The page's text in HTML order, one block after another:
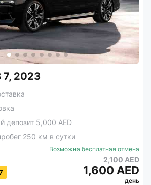
2023
депозит 5,000 AED
250 км в сутки
Возможна бесплатная отмена
2,100 AED
1,600 AED
день